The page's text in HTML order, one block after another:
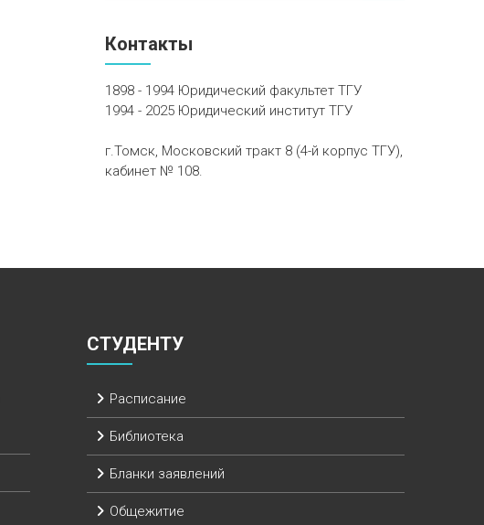
Контакты
1898 - 1994 Юридический факультет ТГУ
1994 - 2025 Юридический институт ТГУ
г.Томск, Московский тракт 8 (4-й корпус ТГУ),
кабинет № 108.
СТУДЕНТУ
Расписание
Библиотека
Бланки заявлений
Общежитие